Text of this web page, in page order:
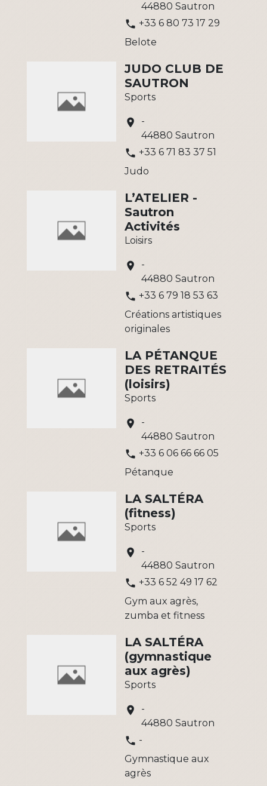
44880 Sautron
phone +33 6 80 73 17 29
Belote
JUDO CLUB DE
SAUTRON
Sports
location_on
-
44880 Sautron
phone +33 6 71 83 37 51
Judo
L’ATELIER -
Sautron
Activités
Loisirs
location_on
-
44880 Sautron
phone +33 6 79 18 53 63
Créations artistiques
originales
LA PÉTANQUE
DES RETRAITÉS
(loisirs)
Sports
location_on
-
44880 Sautron
phone +33 6 06 66 66 05
Pétanque
LA SALTÉRA
(fitness)
Sports
location_on
-
44880 Sautron
phone +33 6 52 49 17 62
Gym aux agrès,
zumba et fitness
LA SALTÉRA
(gymnastique
aux agrès)
Sports
location_on
-
44880 Sautron
phone -
Gymnastique aux
agrès